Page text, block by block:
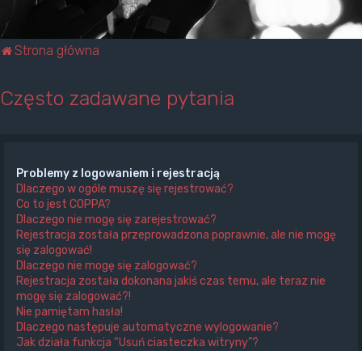
Strona główna
Często zadawane pytania
Problemy z logowaniem i rejestracją
Dlaczego w ogóle muszę się rejestrować?
Co to jest COPPA?
Dlaczego nie mogę się zarejestrować?
Rejestracja została przeprowadzona poprawnie, ale nie mogę
się zalogować!
Dlaczego nie mogę się zalogować?
Rejestracja została dokonana jakiś czas temu, ale teraz nie
mogę się zalogować?!
Nie pamiętam hasła!
Dlaczego następuje automatyczne wylogowanie?
Jak działa funkcja “Usuń ciasteczka witryny”?